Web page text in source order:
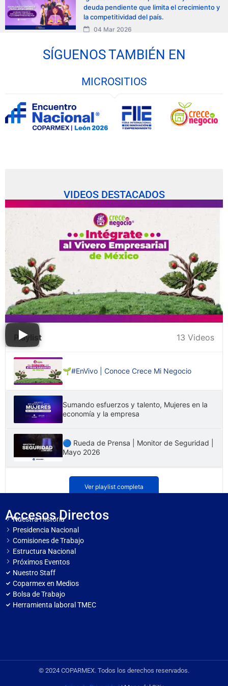
deuda pendiente que limita el crecimiento y
la competitividad del país.
04 Mar 2026
SÍGUENOS TAMBIÉN EN
MICROSITIOS
VIDEOS DESTACADOS
Playlist 13 Videos
🌱#EnVivo | Conoce Crece Mi Negocio
Sumando esfuerzos y talento, Mujeres en la
economía y la empresa
🔵 Rueda de Prensa | Monitor de Seguridad |
Mayo 2026
🔵🇲🇽🇺🇸 #EnVivo: Presentación de Resultados
de la Gira de Coparmex a Washington DC
🔵🏝️ #EnVivo - Convenio de Colaboración
por el Sector Turístico
nueva plataforma para impulsar empresas
🔵 #SeñalCoparmex: Perspectivas 2025
Mensaje de Lorenzo Córdova en la Firma de
Ver playlist completa
Accesos Directos
Nuestra Historia
Presidencia Nacional
Comisiones de Trabajo
Estructura Nacional
Próximos Eventos
Nuestro Staff
Coparmex en Medios
Bolsa de Trabajo
Herramienta laboral TMEC
© 2024 COPARMEX. Todos los derechos reservados.